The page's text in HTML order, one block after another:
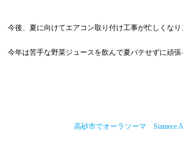
今後、夏に向けてエアコン取り付け工事が忙しくなり
今年は苦手な野菜ジュースを飲んで夏バテせずに頑張
高砂市でオーラソーマ Siamece